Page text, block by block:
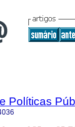
Políticas